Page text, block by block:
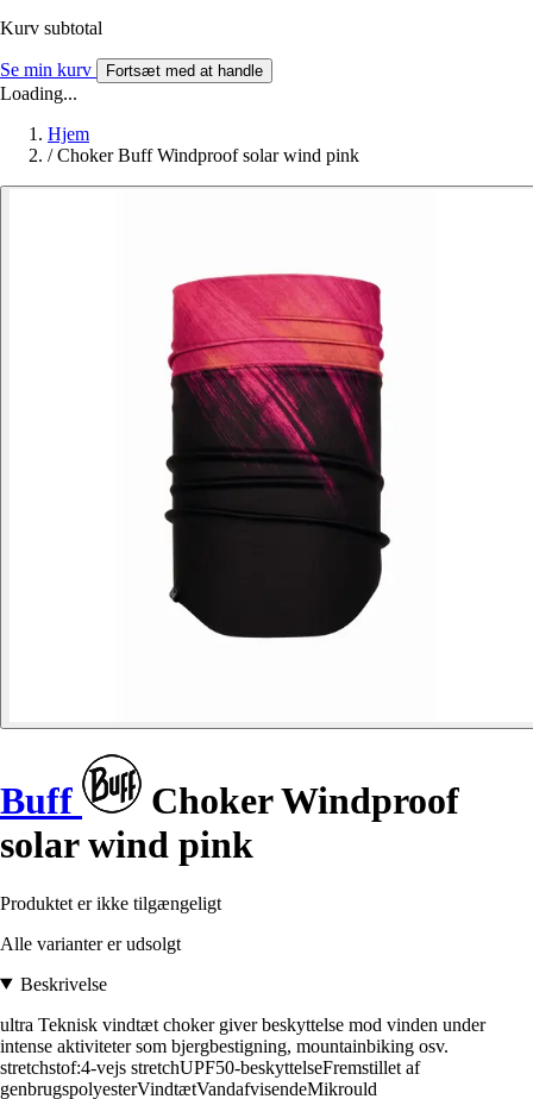
Kurv subtotal
Se min kurv Fortsæt med at handle
Loading...
Hjem
/ Choker Buff Windproof solar wind pink
Buff
Choker Windproof
solar wind pink
Produktet er ikke tilgængeligt
Alle varianter er udsolgt
Beskrivelse
ultra Teknisk vindtæt choker giver beskyttelse mod vinden under
intense aktiviteter som bjergbestigning, mountainbiking osv.
stretchstof:4-vejs stretchUPF50-beskyttelseFremstillet af
genbrugspolyesterVindtætVandafvisendeMikrould